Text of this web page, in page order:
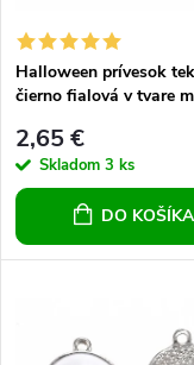
e
p
r
o
d
p
r
o
d
Halloween prívesok
čierno fialová v tvare
2,65 €
Skladom 3 ks
DO KOŠÍKA